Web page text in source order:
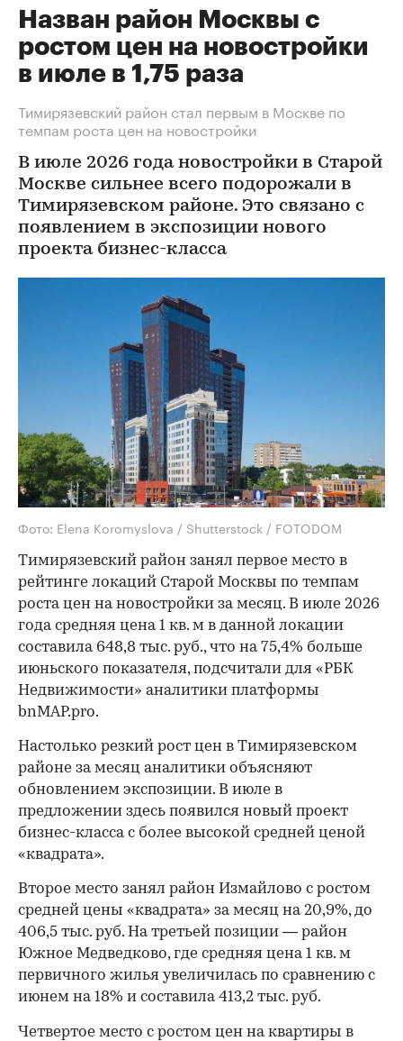
Назван район Москвы с
ростом цен на новостройки
в июле в 1,75 раза
Тимирязевский район стал первым в Москве по
темпам роста цен на новостройки
В июле 2026 года новостройки в Старой
Москве сильнее всего подорожали в
Тимирязевском районе. Это связано с
появлением в экспозиции нового
проекта бизнес-класса
Фото: Elena Koromyslova / Shutterstock / FOTODOM
Тимирязевский район занял первое место в
рейтинге локаций Старой Москвы по темпам
роста цен на новостройки за месяц. В июле 2026
года средняя цена 1 кв. м в данной локации
составила 648,8 тыс. руб., что на 75,4% больше
июньского показателя, подсчитали для «РБК
Недвижимости» аналитики платформы
bnMAP.pro.
Настолько резкий рост цен в Тимирязевском
районе за месяц аналитики объясняют
обновлением экспозиции. В июле в
предложении здесь появился новый проект
бизнес-класса с более высокой средней ценой
«квадрата».
Второе место занял район Измайлово с ростом
средней цены «квадрата» за месяц на 20,9%, до
406,5 тыс. руб. На третьей позиции — район
Южное Медведково, где средняя цена 1 кв. м
первичного жилья увеличилась по сравнению с
июнем на 18% и составила 413,2 тыс. руб.
Четвертое место с ростом цен на квартиры в